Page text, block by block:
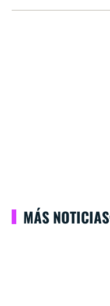
MÁS NOTICIAS